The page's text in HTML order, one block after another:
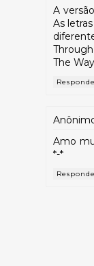
A
As
The
Amo
*-*